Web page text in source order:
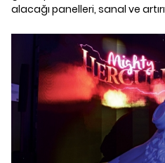
alacağı panelleri, sanal ve
& Tech For Good Summit